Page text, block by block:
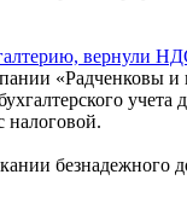
вернули
«Радченковы
налоговой.